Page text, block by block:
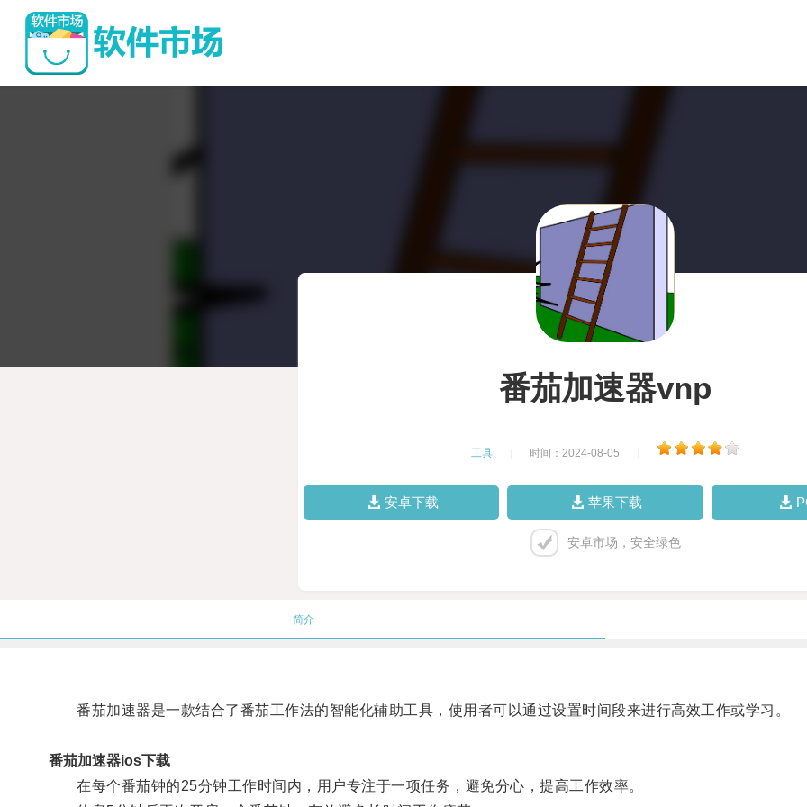
番茄加速器vnp
工具 时间：2024-08-05
安卓下载 苹果下载
安卓市场，安全绿色
简介
番茄加速器是一款结合了番茄工作法的智能化辅助工具，使用者可以通过设置时间段来进行高效工作或学习。
番茄加速器ios下载
在每个番茄钟的25分钟工作时间内，用户专注于一项任务，避免分心，提高工作效率。